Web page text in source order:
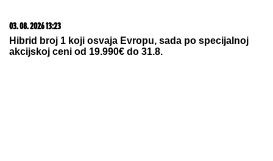
03. 08. 2026 13:23
Hibrid broj 1 koji osvaja Evropu, sada po specijalnoj
akcijskoj ceni od 19.990€ do 31.8.